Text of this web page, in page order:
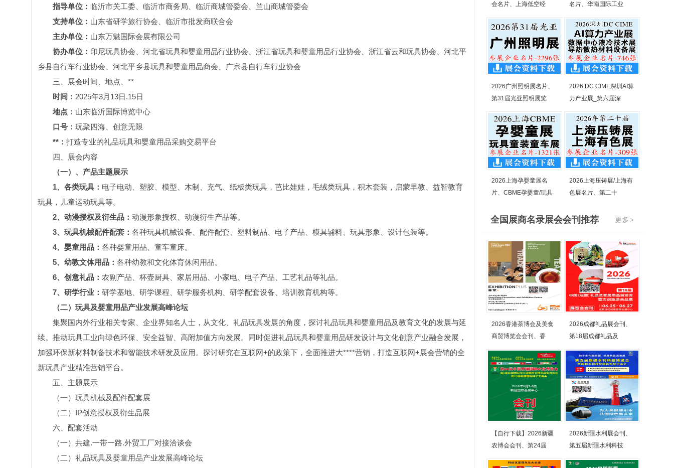
指导单位： 临沂市关工委、临沂市商务局、临沂商城管委会、兰山商城管委会
支持单位： 山东省研学旅行协会、临沂市批发商联合会
主办单位： 山东万魅国际会展有限公司
协办单位： 印尼玩具协会、河北省玩具和婴童用品行业协会、浙江省玩具和婴童用品行业协会、浙江省云和玩具协会、河北平
乡县自行车行业协会、河北平乡县玩具和婴童用品商会、广宗县自行车行业协会
三、展会时间、地点、**
时间： 2025年3月13日.15日
地点： 山东临沂国际博览中心
口号： 玩聚四海、创意无限
** ： 打造专业的礼品玩具和婴童用品采购交易平台
四、展会内容
（一）、 产品主题展示
1、各类玩具： 电子电动、塑胶、模型、木制、充气、纸板类玩具，芭比娃娃，毛绒类玩具，积木套装，启蒙早教、益智教育
玩具，儿童运动玩具等。
2、动漫授权及衍生品： 动漫形象授权、动漫衍生产品等。
3、玩具机械配件配套 ： 各种玩具机械设备、配件配套、塑料制品、电子产品、模具辅料、玩具形象、设计包装等。
4、婴童用品： 各种婴童用品、童车童床。
5、幼教文体用品： 各种幼教和文化体育休闲用品。
6、创意礼品： 农副产品、杯壶厨具、家居用品、小家电、电子产品、工艺礼品等礼品。
7、研学行业： 研学基地、研学课程、研学服务机构、研学配套设备、培训教育机构等。
（二）玩具及婴童用品产业发展高峰论坛
集聚国内外行业相关专家、企业界知名人士，从文化、礼品玩具发展的角度，探讨礼品玩具和婴童用品及教育文化的发展与延
续。推动玩具工业向绿色环保、安全益智、高附加值方向发展。同时促进礼品玩具和婴童用品研发设计与文化创意产业融合发展，
加强环保新材料制备技术和智能技术研发及应用。探讨研究在互联网+的政策下，全面推进大****营销，打造互联网+展会营销的全
新玩具产业精准营销平台。
五、主题展示
（一）玩具机械及配件配套展
（二）IP创意授权及衍生品展
六、配套活动
（一）共建.一带一路.外贸工厂对接洽谈会
（二）礼品玩具及婴童用品产业发展高峰论坛
会名片、上海低空经
名片、华南国际工业
2026广州照明展名片、
第31届光亚照明展览
2026 DC CIME深圳AI算
力产业展_第六届深
2026上海孕婴童展名
片、CBME孕婴童/玩具
2026上海压铸展/上海有
色展名片、第二十
更多 >
全国展商名录展会会刊推荐
2026香港茶博会及美食
商贸博览会会刊、香
2026成都礼品展会刊、
第18届成都礼品及
【自行下载】2026新疆
农博会会刊、第24届
2026新疆水利展会刊、
第五届新疆水利科技